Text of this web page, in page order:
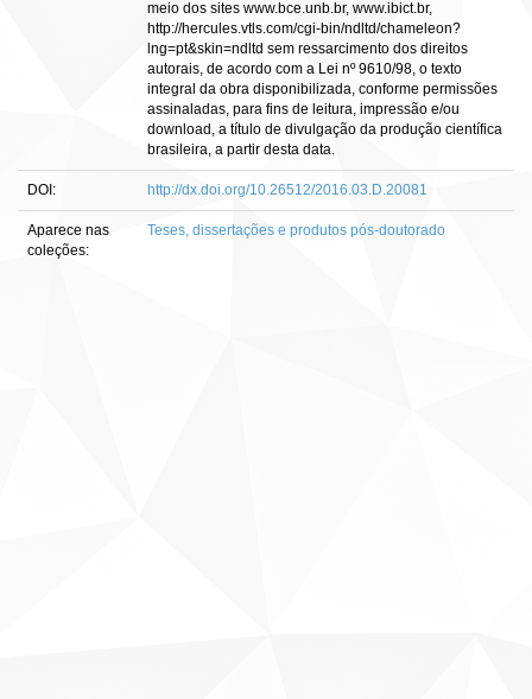
meio dos sites www.bce.unb.br, www.ibict.br,
http://hercules.vtls.com/cgi-bin/ndltd/chameleon?
lng=pt&skin=ndltd sem ressarcimento dos direitos
autorais, de acordo com a Lei nº 9610/98, o texto
integral da obra disponibilizada, conforme permissões
assinaladas, para fins de leitura, impressão e/ou
download, a título de divulgação da produção científica
brasileira, a partir desta data.
DOI: http://dx.doi.org/10.26512/2016.03.D.20081
Aparece nas
coleções:
Teses, dissertações e produtos pós-doutorado